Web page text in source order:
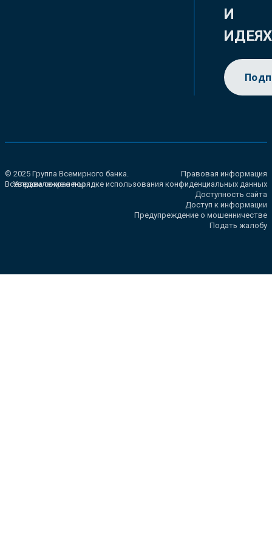
И
ИДЕЯХ
© 2025 Группа Всемирного банка.
Все права сохранены.
Правовая информация
Уведомление о порядке использования конфиденциальных данных
Доступность сайта
Доступ к информации
Предупреждение о мошенничестве
Подать жалобу